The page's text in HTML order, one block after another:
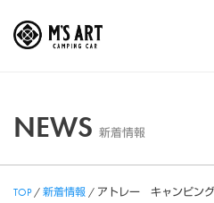
NEWS 新着情報
TOP/新着情報 / アトレー キャンピン